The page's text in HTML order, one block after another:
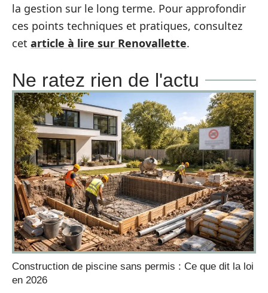
la gestion sur le long terme. Pour approfondir
ces points techniques et pratiques, consultez
cet article à lire sur Renovallette.
Ne ratez rien de l'actu
Construction de piscine sans permis : Ce que dit la loi
en 2026